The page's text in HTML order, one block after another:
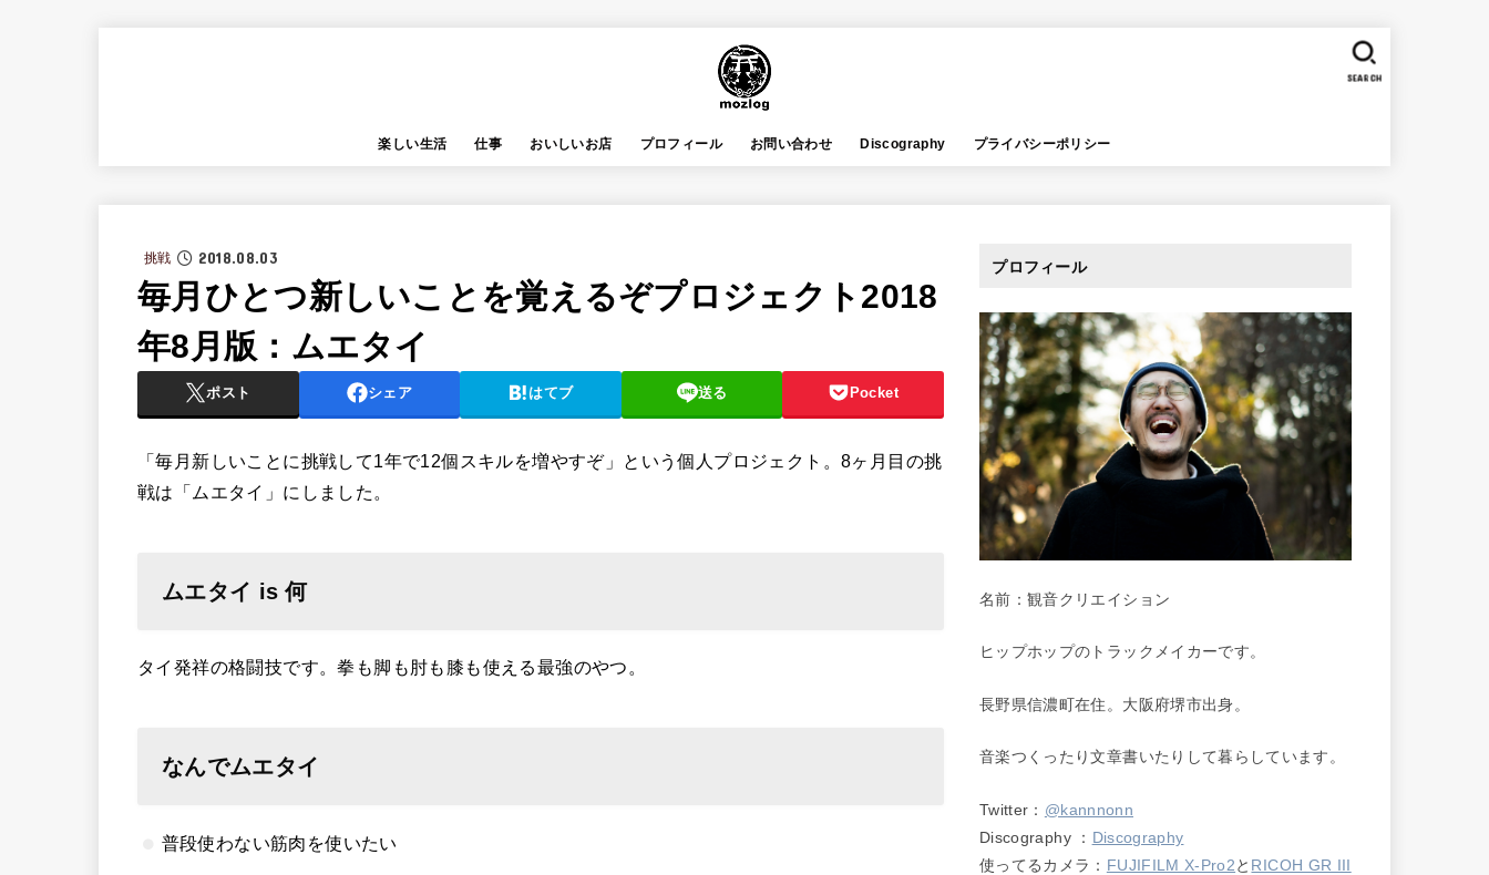
楽しい生活 仕事 おいしいお店 プロフィール お問い合わせ Discography プライバシーポリシー
SEARCH
挑戦 2018.08.03
毎月ひとつ新しいことを覚えるぞプロジェクト2018
年8月版：ムエタイ
ポスト シェア はてブ 送る Pocket
「毎月新しいことに挑戦して1年で12個スキルを増やすぞ」という個人プロジェクト。8ヶ月目の挑
戦は「ムエタイ」にしました。
ムエタイ is 何
タイ発祥の格闘技です。拳も脚も肘も膝も使える最強のやつ。
なんでムエタイ
普段使わない筋肉を使いたい
プロフィール
名前：観音クリエイション
ヒップホップのトラックメイカーです。
長野県信濃町在住。大阪府堺市出身。
音楽つくったり文章書いたりして暮らしています。
Twitter： @kannnonn
Discography ： Discography
使ってるカメラ： FUJIFILM X-Pro2と RICOH GR III